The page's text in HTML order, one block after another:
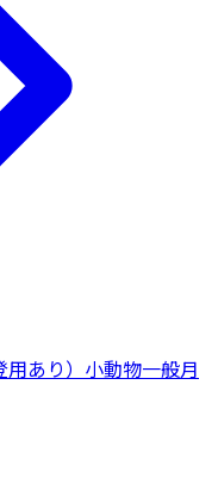
あり） 小動物一般月